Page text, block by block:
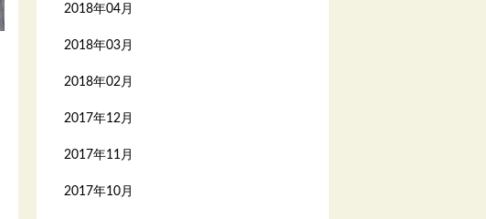
2018年04月
2018年03月
2018年02月
2017年12月
2017年11月
2017年10月